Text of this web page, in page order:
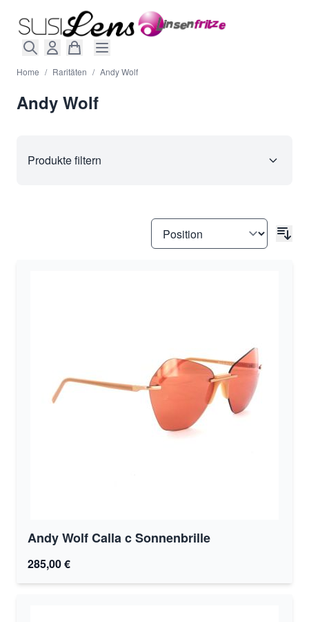
Home / Raritäten / Andy Wolf
Andy Wolf
Produkte filtern
Andy Wolf Calla c Sonnenbrille
285,00 €